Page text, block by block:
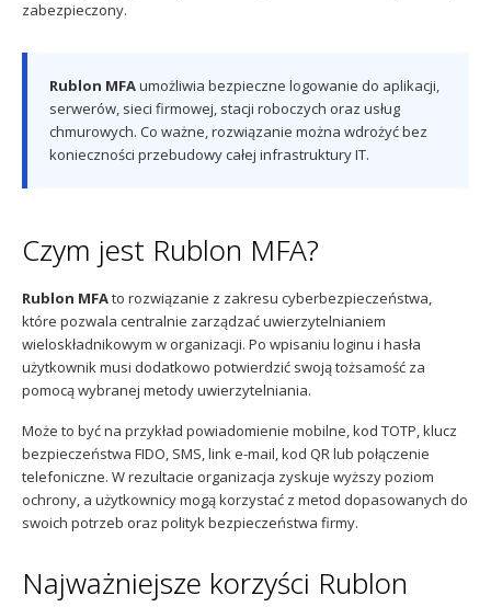
zabezpieczony.
Rublon MFAumożliwia bezpieczne logowanie do aplikacji,
serwerów, sieci firmowej, stacji roboczych oraz usług
chmurowych. Co ważne, rozwiązanie można wdrożyć bez
konieczności przebudowy całej infrastruktury IT.
Czym jest Rublon MFA?
Rublon MFAto rozwiązanie z zakresu cyberbezpieczeństwa,
które pozwala centralnie zarządzać uwierzytelnianiem
wieloskładnikowym w organizacji. Po wpisaniu loginu i hasła
użytkownik musi dodatkowo potwierdzić swoją tożsamość za
pomocą wybranej metody uwierzytelniania.
Może to być na przykład powiadomienie mobilne, kod TOTP, klucz
bezpieczeństwa FIDO, SMS, link e-mail, kod QR lub połączenie
telefoniczne. W rezultacie organizacja zyskuje wyższy poziom
ochrony, a użytkownicy mogą korzystać z metod dopasowanych do
swoich potrzeb oraz polityk bezpieczeństwa firmy.
Najważniejsze korzyści Rublon